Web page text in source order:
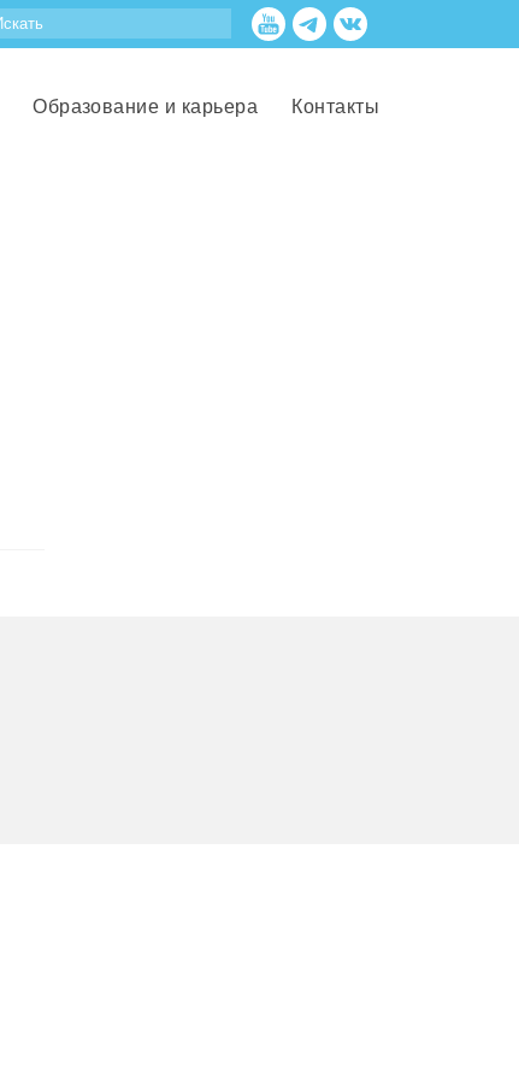
Образование и карьера Контакты